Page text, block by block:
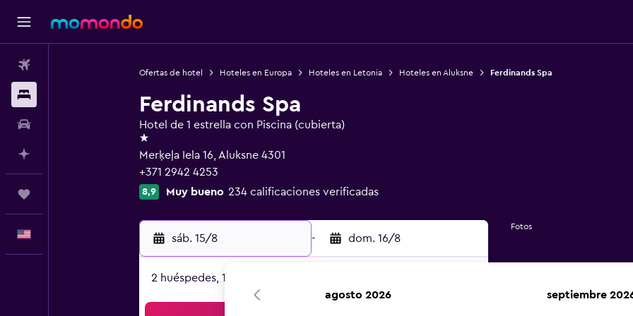
Ofertas de hotel Hoteles en Europa Hoteles en Letonia Hoteles en Aluksne Ferdinands Spa
Ferdinands Spa
Hotel de 1 estrella con Piscina (cubierta)
1 estrella
Merķeļa Iela 16, Aluksne 4301
+371 2942 4253
8,9 Muy bueno 234 calificaciones verificadas
sáb. 15/8 - dom. 16/8
2 huéspedes, 1 habitación
Fotos
agosto 2026 septiembre